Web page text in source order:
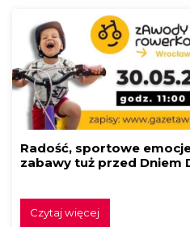
Radość, sportowe
zabawy tuż przed Dniem
Czytaj więcej